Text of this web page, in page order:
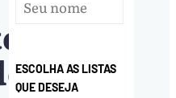
ESCOLHA AS LISTAS
QUE DESEJA